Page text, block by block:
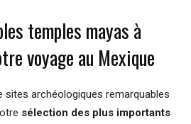
temples mayas à
voyage au Mexique
sites archéologiques remarquables
sélection des plus importants